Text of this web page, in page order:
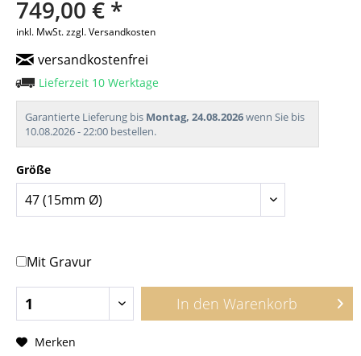
749,00 € *
inkl. MwSt.zzgl. Versandkosten
versandkostenfrei
Lieferzeit 10 Werktage
Garantierte Lieferung bis Montag, 24.08.2026wenn Sie bis
10.08.2026 - 22:00 bestellen.
Größe
Mit Gravur
In den Warenkorb
Merken